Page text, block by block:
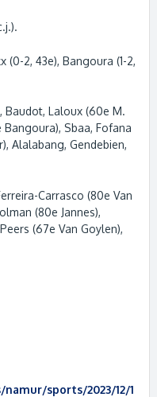
(0-2, 43e), Bangoura (1-2,
Baudot, Laloux (60e M.
Sbaa, Fofana
Alalabang, Gendebien,
Carrasco (80e Van
(80e Jannes),
(67e Van Goylen),
sports/2023/12/1